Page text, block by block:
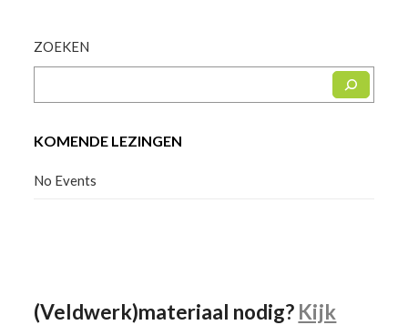
ZOEKEN
KOMENDE LEZINGEN
No Events
(Veldwerk)materiaal nodig? Kijk